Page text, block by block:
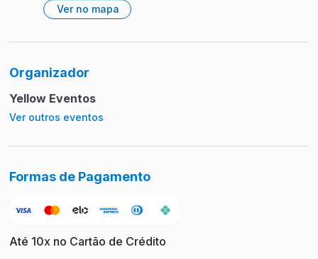
Ver no mapa
Organizador
Yellow Eventos
Ver outros eventos
Formas de Pagamento
Até 10x no Cartão de Crédito